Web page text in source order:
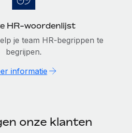
HR-woordenlijst
je team HR-begrippen te
begrijpen.
informatie
onze klanten